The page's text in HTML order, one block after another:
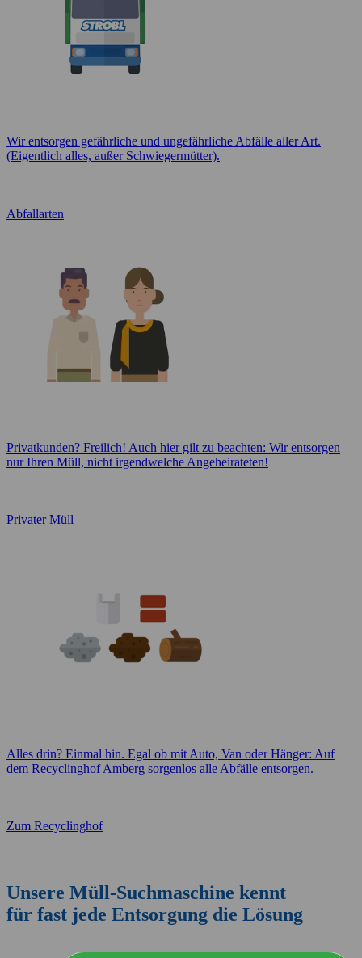
Wir entsorgen gefährliche und ungefährliche Abfälle aller Art.
(Eigentlich alles, außer Schwiegermütter).
Abfallarten
Privatkunden? Freilich! Auch hier gilt zu beachten: Wir entsorgen
nur Ihren Müll, nicht irgendwelche Angeheirateten!
Privater Müll
Alles drin? Einmal hin. Egal ob mit Auto, Van oder Hänger: Auf
dem Recyclinghof Amberg sorgenlos alle Abfälle entsorgen.
Zum Recyclinghof
Unsere Müll-Suchmaschine kennt
für fast jede Entsorgung die Lösung